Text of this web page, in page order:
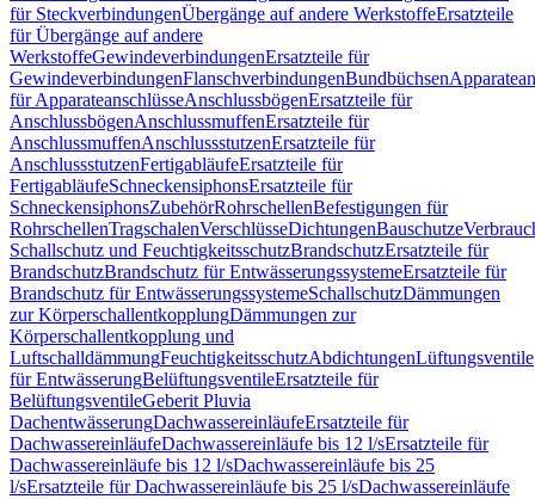
für SteckverbindungenÜbergänge auf andere WerkstoffeErsatzteile
für Übergänge auf andere
WerkstoffeGewindeverbindungenErsatzteile für
GewindeverbindungenFlanschverbindungenBundbüchsen
für ApparateanschlüsseAnschlussbögenErsatzteile für
AnschlussbögenAnschlussmuffenErsatzteile für
AnschlussmuffenAnschlussstutzenErsatzteile für
AnschlussstutzenFertigabläufeErsatzteile für
FertigabläufeSchneckensiphonsErsatzteile für
SchneckensiphonsZubehörRohrschellenBefestigungen für
RohrschellenTragschalenVerschlüsseDichtungenBauschutze
Schallschutz und FeuchtigkeitsschutzBrandschutzErsatzteile für
BrandschutzBrandschutz für EntwässerungssystemeErsatzteile für
Brandschutz für EntwässerungssystemeSchallschutzDämmungen
zur KörperschallentkopplungDämmungen zur
Körperschallentkopplung und
LuftschalldämmungFeuchtigkeitsschutzAbdichtungenLüftungsventile
für EntwässerungBelüftungsventileErsatzteile für
BelüftungsventileGeberit Pluvia
DachentwässerungDachwassereinläufeErsatzteile für
DachwassereinläufeDachwassereinläufe bis 12 l/sErsatzteile für
Dachwassereinläufe bis 12 l/sDachwassereinläufe bis 25
l/sErsatzteile für Dachwassereinläufe bis 25 l/sDachwassereinläufe